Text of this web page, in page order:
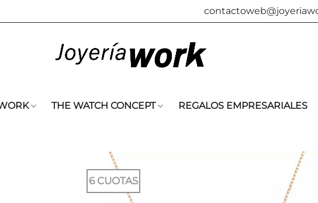
THE WATCH CONCEPT REGALOS EMPRESARIALES
6 CUOTAS